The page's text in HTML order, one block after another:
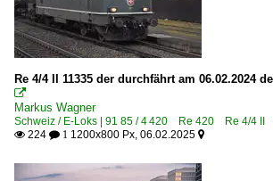
Re 4/4 II 11335 der durchfährt am 06.02.2024

Markus Wagner
Schweiz / E-Loks | 91 85 / 4 420 Re 420 Re 4/4 II
 224  1 1200x800 Px, 06.02.2025 